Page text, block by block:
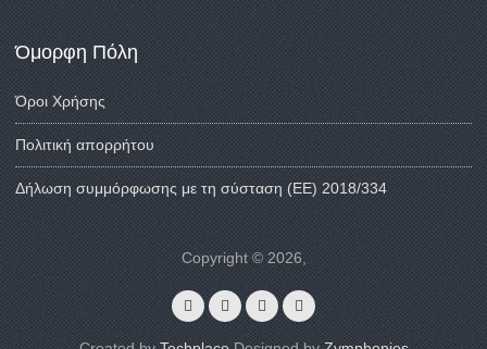
Όμορφη Πόλη
Όροι Χρήσης
Πολιτική απορρήτου
Δήλωση συμμόρφωσης με τη σύσταση (ΕΕ) 2018/334
Copyright © 2026,